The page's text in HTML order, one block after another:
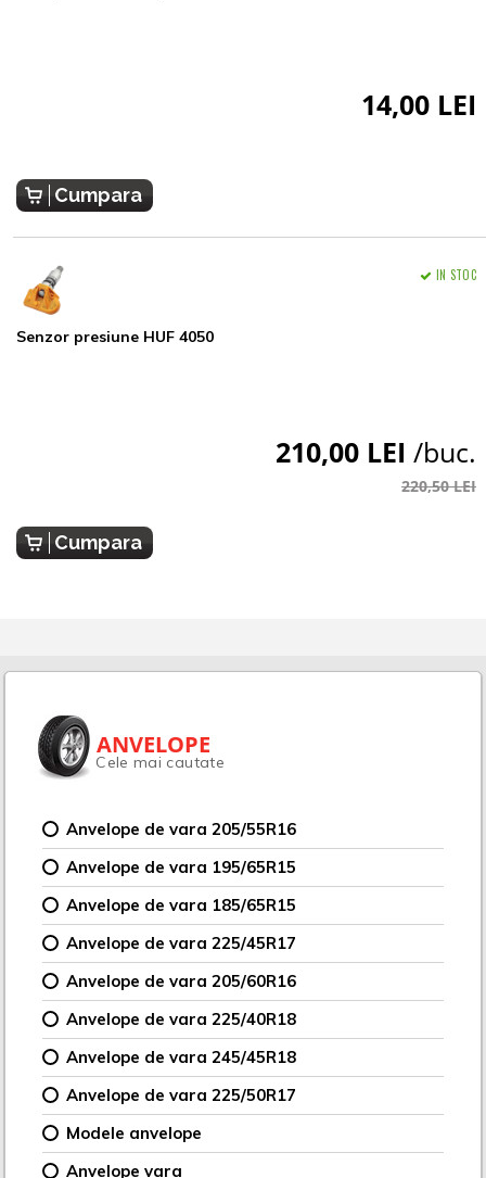
14,00 LEI
Cumpara
Senzor presiune HUF 4050
IN STOC
210,00 LEI /buc.
220,50 LEI
Cumpara
ANVELOPE
Cele mai cautate
Anvelope de vara 205/55R16
Anvelope de vara 195/65R15
Anvelope de vara 185/65R15
Anvelope de vara 225/45R17
Anvelope de vara 205/60R16
Anvelope de vara 225/40R18
Anvelope de vara 245/45R18
Anvelope de vara 225/50R17
Modele anvelope
Anvelope vara